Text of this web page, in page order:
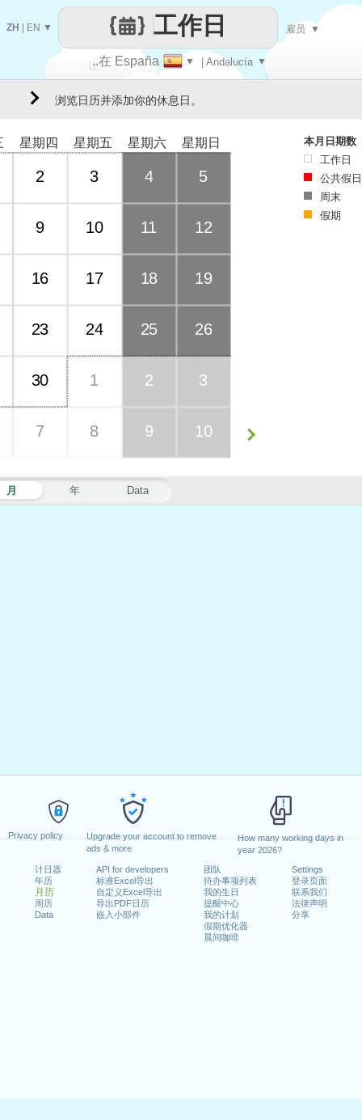
Privacy policy
Upgrade your account to remove
ads & more
How many working days in
year 2026?
计日器
年历
月历
周历
Data
API for developers
标准Excel导出
自定义Excel导出
导出PDF日历
嵌入小部件
团队
待办事项列表
我的生日
提醒中心
我的计划
假期优化器
晨间咖啡
Settings
登录页面
联系我们
法律声明
分享
让..在 España ▼ | Andalucía ▼
工作日
ZH EN ▼ 雇员 ▼
浏览日历并添加你的休息日。
月 年 Data
星期四 星期五 星期六 星期日
2 3 4 5
9 10 11 12
16 17 18 19
23 24 25 26
30 1 2 3
7 8 9 10
本月日期数
工作日
公共假日
周末
假期